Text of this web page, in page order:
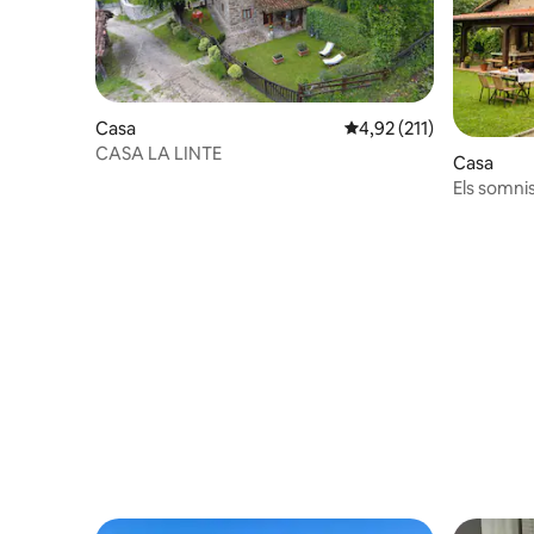
Casa 4,92 de puntuació
4,92 (211)
CASA LA LINTE
Casa
Els